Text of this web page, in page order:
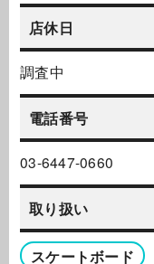
店休日
調査中
電話番号
03-6447-0660
取り扱い
スケートボード